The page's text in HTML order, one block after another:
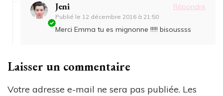
Jeni
Publié le 12 décembre 2016 à 21:50
Répondre
Merci Emma tu es mignonne !!!!! bisoussss
Laisser un commentaire
Votre adresse e-mail ne sera pas publiée. Les